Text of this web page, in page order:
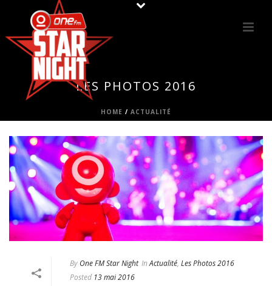
LES PHOTOS 2016
HOME / ACTUALITÉ
By One FM Star Night In Actualité, Les Photos 2016
Posted 13 mai 2016